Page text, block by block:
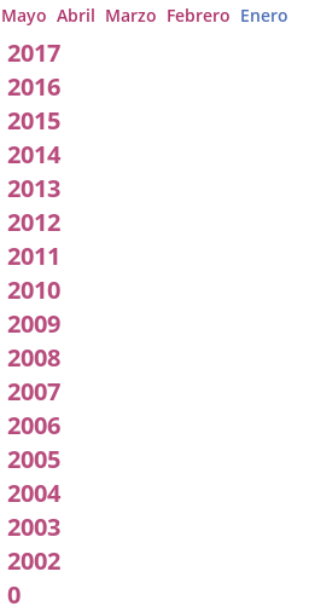
Mayo Abril Marzo Febrero Enero
2017
2016
2015
2014
2013
2012
2011
2010
2009
2008
2007
2006
2005
2004
2003
2002
0